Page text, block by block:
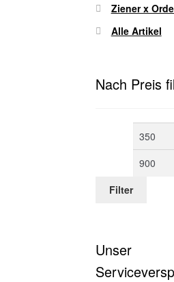
Ziener x
Alle Artikel
Nach Preis
Min.
Filter
Unser